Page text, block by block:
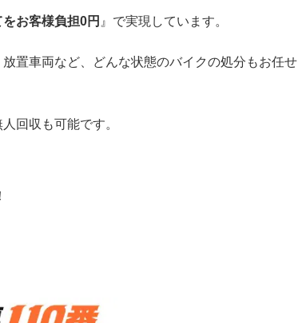
お客様負担0円 』で実現しています。
置車両など、どんな状態のバイクの処分もお任せ
回収も可能です。